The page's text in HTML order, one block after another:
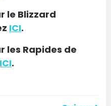
le Blizzard
ICI.
les Rapides de
ICI.